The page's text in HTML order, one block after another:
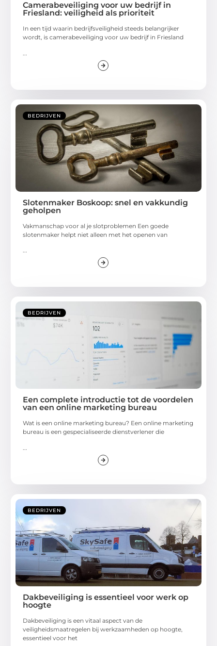
Camerabeveiliging voor uw bedrijf in
Friesland: veiligheid als prioriteit
In een tijd waarin bedrijfsveiligheid steeds belangrijker
wordt, is camerabeveiliging voor uw bedrijf in Friesland
BEDRIJVEN
Slotenmaker Boskoop: snel en vakkundig
geholpen
Vakmanschap voor al je slotproblemen Een goede
slotenmaker helpt niet alleen met het openen van
...
BEDRIJVEN
Een complete introductie tot de voordelen
van een online marketing bureau
Wat is een online marketing bureau? Een online marketing
bureau is een gespecialiseerde dienstverlener die
BEDRIJVEN
Dakbeveiliging is essentieel voor werk op
hoogte
Dakbeveiliging is een vitaal aspect van de
veiligheidsmaatregelen bij werkzaamheden op hoogte,
essentieel voor het